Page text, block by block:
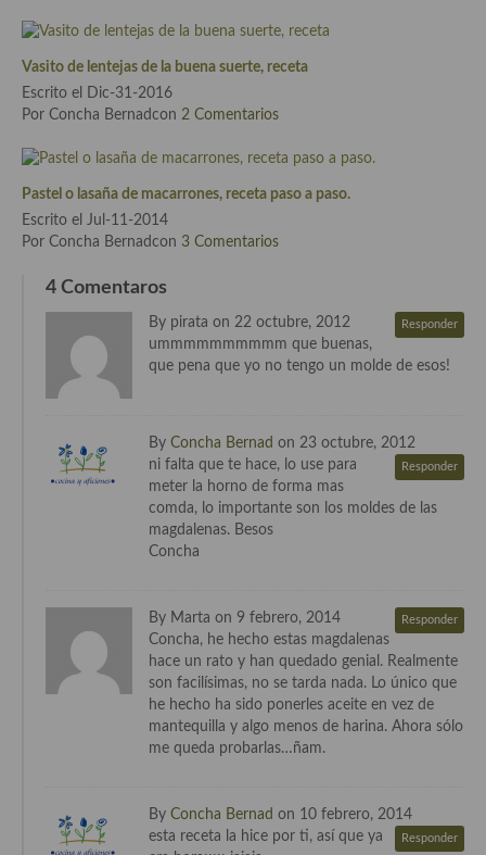
Cocina israelí
Cocina libanesa
Cocina Armenia
Cocina Siria
Cocina Azerí (Azerbaiyán)
Cocina de Egipto
Cocina Oriental
Cocina Japonesa
Cocina camboyana
Cocina HIndú
Cocina China
Cocina de Madagascar
Vasito de lentejas de la buena suerte, receta
Escrito el Dic-31-2016
Por Concha Bernadcon 2 Comentarios
Pastel o lasaña de macarrones, receta paso a paso.
Escrito el Jul-11-2014
Por Concha Bernadcon 3 Comentarios
4 Comentaros
By pirata on 22 octubre, 2012 Responder
ummmmmmmmmm que buenas,
que pena que yo no tengo un molde de esos!
By Concha Bernad on 23 octubre, 2012
Responder
ni falta que te hace, lo use para
meter la horno de forma mas
comda, lo importante son los moldes de las
magdalenas. Besos
Concha
By Marta on 9 febrero, 2014 Responder
Concha, he hecho estas magdalenas
hace un rato y han quedado genial. Realmente
son facilísimas, no se tarda nada. Lo único que
he hecho ha sido ponerles aceite en vez de
mantequilla y algo menos de harina. Ahora sólo
me queda probarlas…ñam.
By Concha Bernad on 10 febrero, 2014
Responder
esta receta la hice por ti, así que ya